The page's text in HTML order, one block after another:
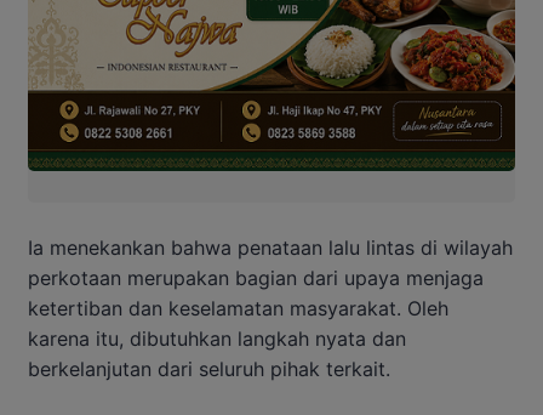
Ia menekankan bahwa penataan lalu lintas di wilayah
perkotaan merupakan bagian dari upaya menjaga
ketertiban dan keselamatan masyarakat. Oleh
karena itu, dibutuhkan langkah nyata dan
berkelanjutan dari seluruh pihak terkait.